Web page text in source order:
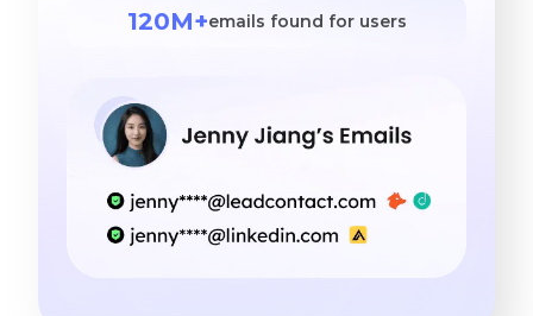
120M+emails found for users